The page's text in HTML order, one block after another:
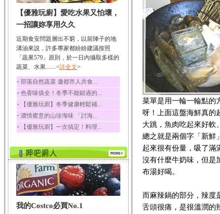
幫助消化與通便；揮...
冬瓜
冬瓜營養價值高，鈉含
量極低是水腫病人的...
豆豉
豆豉裡頭含有營養的蛋
白質、脂肪、鈣、磷...
榛果
榛果裡所含的營養素有
蛋白質、脂肪、醣類...
迷迭香
迷迭香 裡頭含有咖啡
咖啡
咖啡中的咖啡因會刺激
中樞神經系統，特別...
椰子
蛋白質、維生素及多...
【優雅玩廚】愛吃水果又怕壞，
一招讓妳享用久久
近期食安問題層出不窮，以前陣子的地
溝油來說，許多專家都紛紛建議按照
「蔬果579」原則，於一日內攝取多樣的
蔬菜、水果.......<詳全文>
‧ 部落自然蔬菜 邀都市人共食...
‧ 色香味俱全！冬季不能錯過的...
‧ 【優雅玩廚】冬季健康輕鬆補...
‧ 濃情蜜意的山珍海味 「討海...
‧ 【優雅玩廚】一次搞定！料理...
我的Costco必買No.1
菜單是用一輪一輪點的
呀！上面這盤海鮮真的
大跳，魚肉吃起來好軟
總之就是兩個字「新鮮
起來很有份量，吸了滿
沒有什麼牛奶味，但是
布湯好喝。
而麻辣鍋的部分，辣度
舌頭很痛，是很溫潤的